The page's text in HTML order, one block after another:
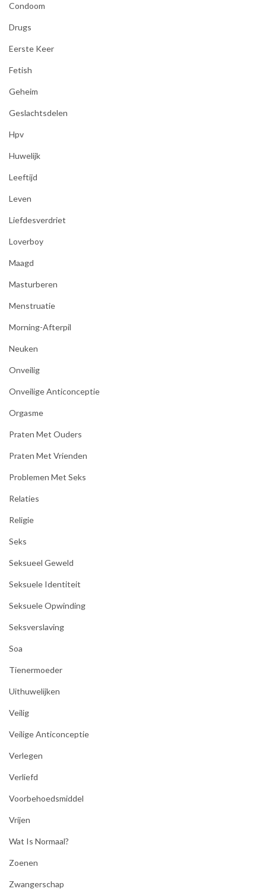
Condoom
Drugs
Eerste Keer
Fetish
Geheim
Geslachtsdelen
Hpv
Huwelijk
Leeftijd
Leven
Liefdesverdriet
Loverboy
Maagd
Masturberen
Menstruatie
Morning-Afterpil
Neuken
Onveilig
Onveilige Anticonceptie
Orgasme
Praten Met Ouders
Praten Met Vrienden
Problemen Met Seks
Relaties
Religie
Seks
Seksueel Geweld
Seksuele Identiteit
Seksuele Opwinding
Seksverslaving
Soa
Tienermoeder
Uithuwelijken
Veilig
Veilige Anticonceptie
Verlegen
Verliefd
Voorbehoedsmiddel
Vrijen
Wat Is Normaal?
Zoenen
Zwangerschap